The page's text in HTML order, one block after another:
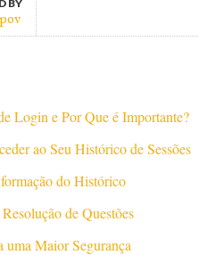
BY
Login e Por Que é Importante?
ao Seu Histórico de Sessões
do Histórico
de Questões
Maior Segurança